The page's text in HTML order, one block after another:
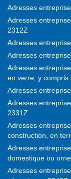
Adresses
Adresses
2312Z
Adresses
Adresses
Adresses
en verre, y
Adresses
Adresses
2331Z
Adresses
construction, en
Adresses
domestique ou
Adresses